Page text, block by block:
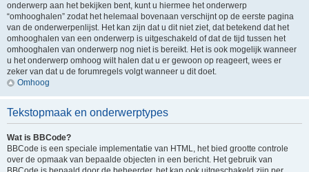
onderwerp aan het bekijken bent, kunt u hiermee het onderwerp
“omhooghalen” zodat het helemaal bovenaan verschijnt op de eerste pagina
van de onderwerpenlijst. Het kan zijn dat u dit niet ziet, dat betekend dat het
omhooghalen van een onderwerp is uitgeschakeld of dat de tijd tussen het
omhooghalen van onderwerp nog niet is bereikt. Het is ook mogelijk wanneer
u het onderwerp omhoog wilt halen dat u er gewoon op reageert, wees er
zeker van dat u de forumregels volgt wanneer u dit doet.
Omhoog
Tekstopmaak en onderwerptypes
Wat is BBCode?
BBCode is een speciale implementatie van HTML, het bied grootte controle
over de opmaak van bepaalde objecten in een bericht. Het gebruik van